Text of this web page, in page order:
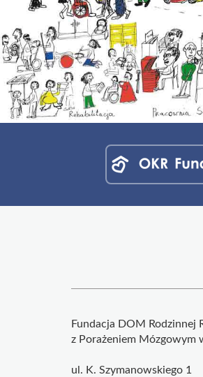
Fundacja DOM Rodzinnej
z Porażeniem Mózgowym
ul. K. Szymanowskiego 1